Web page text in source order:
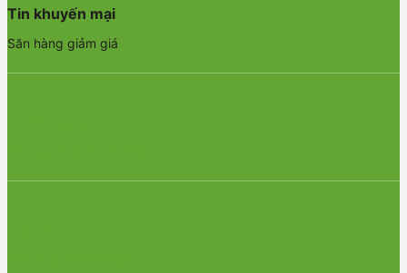
Tin khuyến mại
Săn hàng giảm giá